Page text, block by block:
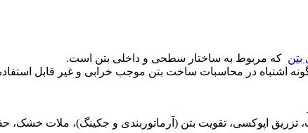
بتن که مربوط به ساختار سطحی و داخلی بتن است.
اشتباه در محاسبات ساخت بتن موجب خرابی و غیر قابل
اپوکسی، تقویت بتن (آرماتوربندی و جکینگ)، ملات خشک،